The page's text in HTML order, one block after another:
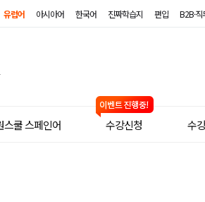
유럽어 아시아어 한국어 진짜학습지 편입 B2B·
스쿨 스페인어 수강신청 수